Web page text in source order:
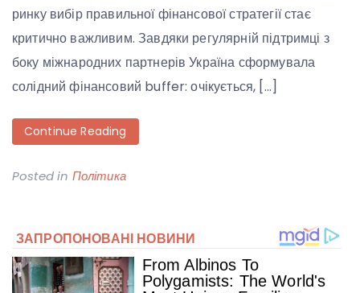
ринку вибір правильної фінансової стратегії стає
критично важливим. Завдяки регулярній підтримці з
боку міжнародних партнерів Україна сформувала
солідний фінансовий buffer: очікується, […]
Continue Reading
Posted in Політика